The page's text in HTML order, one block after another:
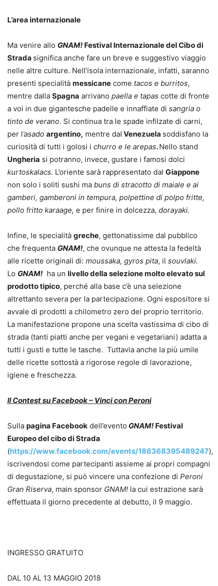
L’area internazionale
Ma venire allo GNAM! Festival Internazionale del Cibo di
Strada significa anche fare un breve e suggestivo viaggio
nelle altre culture. Nell’isola internazionale, infatti, saranno
presenti specialità messicane come tacos e burritos,
mentre dalla Spagna arrivano paella e tapas cotte di fronte
a voi in due gigantesche padelle e innaffiate di sangria o
tinto de verano. Si continua tra le spade infilzate di carni,
per l’asado argentino, mentre dal Venezuela soddisfano la
curiosità di tutti i golosi i churro e le arepas.Nello stand
Ungheria si potranno, invece, gustare i famosi dolci
kurtoskalacs. L’oriente sarà rappresentato dal Giappone
non solo i soliti sushi ma buns di stracotto di maiale e ai
gamberi, gamberoni in tempura, polpettine di polpo fritte,
pollo fritto karaage, e per finire in dolcezza, dorayaki.
Infine, le specialità greche, gettonatissime dal pubblico
che frequenta GNAM!, che ovunque ne attesta la fedeltà
alle ricette originali di: moussaka, gyros pita, il souvlaki.
Lo GNAM! ha un livello della selezione molto elevato sul
prodotto tipico, perché alla base c’è una selezione
altrettanto severa per la partecipazione. Ogni espositore si
avvale di prodotti a chilometro zero del proprio territorio.
La manifestazione propone una scelta vastissima di cibo di
strada (tanti piatti anche per vegani e vegetariani) adatta a
tutti i gusti e tutte le tasche. Tuttavia anche la più umile
delle ricette sottostà a rigorose regole di lavorazione,
igiene e freschezza.
Il Contest su Facebook – Vinci con Peroni
Sulla pagina Facebook dell’evento GNAM! Festival
Europeo del cibo di Strada
(https://www.facebook.com/events/186368395489247),
iscrivendosi come partecipanti assieme ai propri compagni
di degustazione, si può vincere una confezione di Peroni
Gran Riserva, main sponsor GNAM! la cui estrazione sarà
effettuata il giorno precedente al debutto, il 9 maggio.
INGRESSO GRATUITO
DAL 10 AL 13 MAGGIO 2018